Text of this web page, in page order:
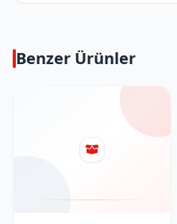
Benzer Ürünler